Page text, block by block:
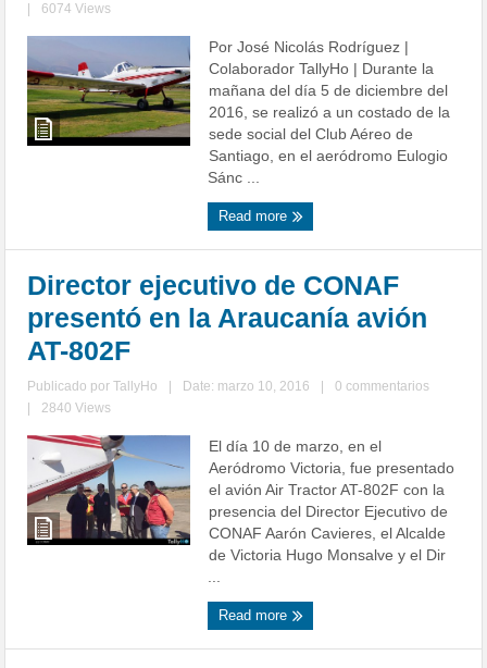
6074 Views
Por José Nicolás Rodríguez |
Colaborador TallyHo | Durante la
mañana del día 5 de diciembre del
2016, se realizó a un costado de la
sede social del Club Aéreo de
Santiago, en el aeródromo Eulogio
Sánc ...
Read more
Director ejecutivo de CONAF
presentó en la Araucanía avión
AT-802F
Publicado porTallyHo Date: marzo 10, 2016
0 commentarios
2840 Views
El día 10 de marzo, en el
Aeródromo Victoria, fue presentado
el avión Air Tractor AT-802F con la
presencia del Director Ejecutivo de
CONAF Aarón Cavieres, el Alcalde
de Victoria Hugo Monsalve y el Dir
...
Read more